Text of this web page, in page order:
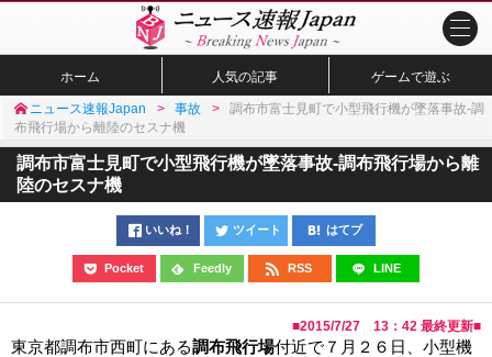
ホーム 人気の記事 ゲームで遊ぶ
ニュース速報Japan 事故
調布市富士見町で小型飛行機が墜落事故-調
布飛行場から離陸のセスナ機
調布市富士見町で小型飛行機が墜落事故-調布飛行場から離
陸のセスナ機
いいね！ ツイート はてブ
Pocket Feedly RSS LINE
■2015/7/27 13：42 最終更新■
東京都調布市西町にある調布飛行場付近で７月２６日、小型機